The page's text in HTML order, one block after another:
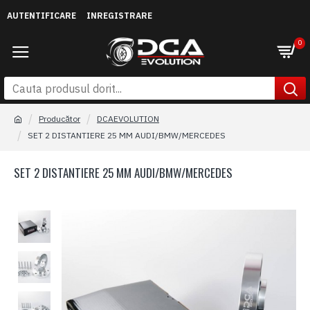
AUTENTIFICARE INREGISTRARE
0
Producător
DCAEVOLUTION
SET 2 DISTANTIERE 25 MM AUDI/BMW/MERCEDES
SET 2 DISTANTIERE 25 MM AUDI/BMW/MERCEDES